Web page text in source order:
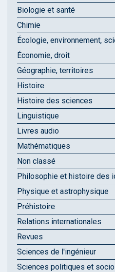
Biologie et santé
Chimie
Écologie, environnement,
Économie, droit
Géographie, territoires
Histoire
Histoire des sciences
Linguistique
Livres audio
Mathématiques
Non classé
Philosophie et histoire des
Physique et astrophysique
Préhistoire
Relations internationales
Revues
Sciences de l'ingénieur
Sciences politiques et